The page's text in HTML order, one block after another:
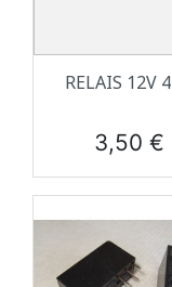
RELAIS 12V
Prix
3,50 €